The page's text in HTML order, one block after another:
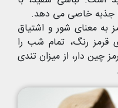
جذبه خاصی می دهد.
به معنای شور و اشتیاق
رنگ، تمام شب را
چین دار، از میزان تندی